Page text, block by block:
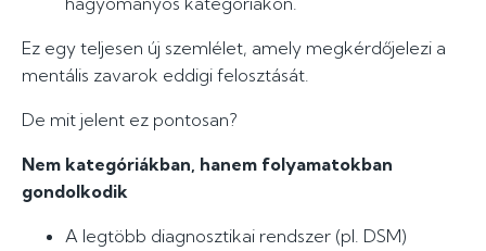
Ez egy teljesen új szemlélet, amely megkérdőjelezi a
mentális zavarok eddigi felosztását.
De mit jelent ez pontosan?
Nem kategóriákban, hanem folyamatokban
gondolkodik
A legtöbb diagnosztikai rendszer (pl. DSM)